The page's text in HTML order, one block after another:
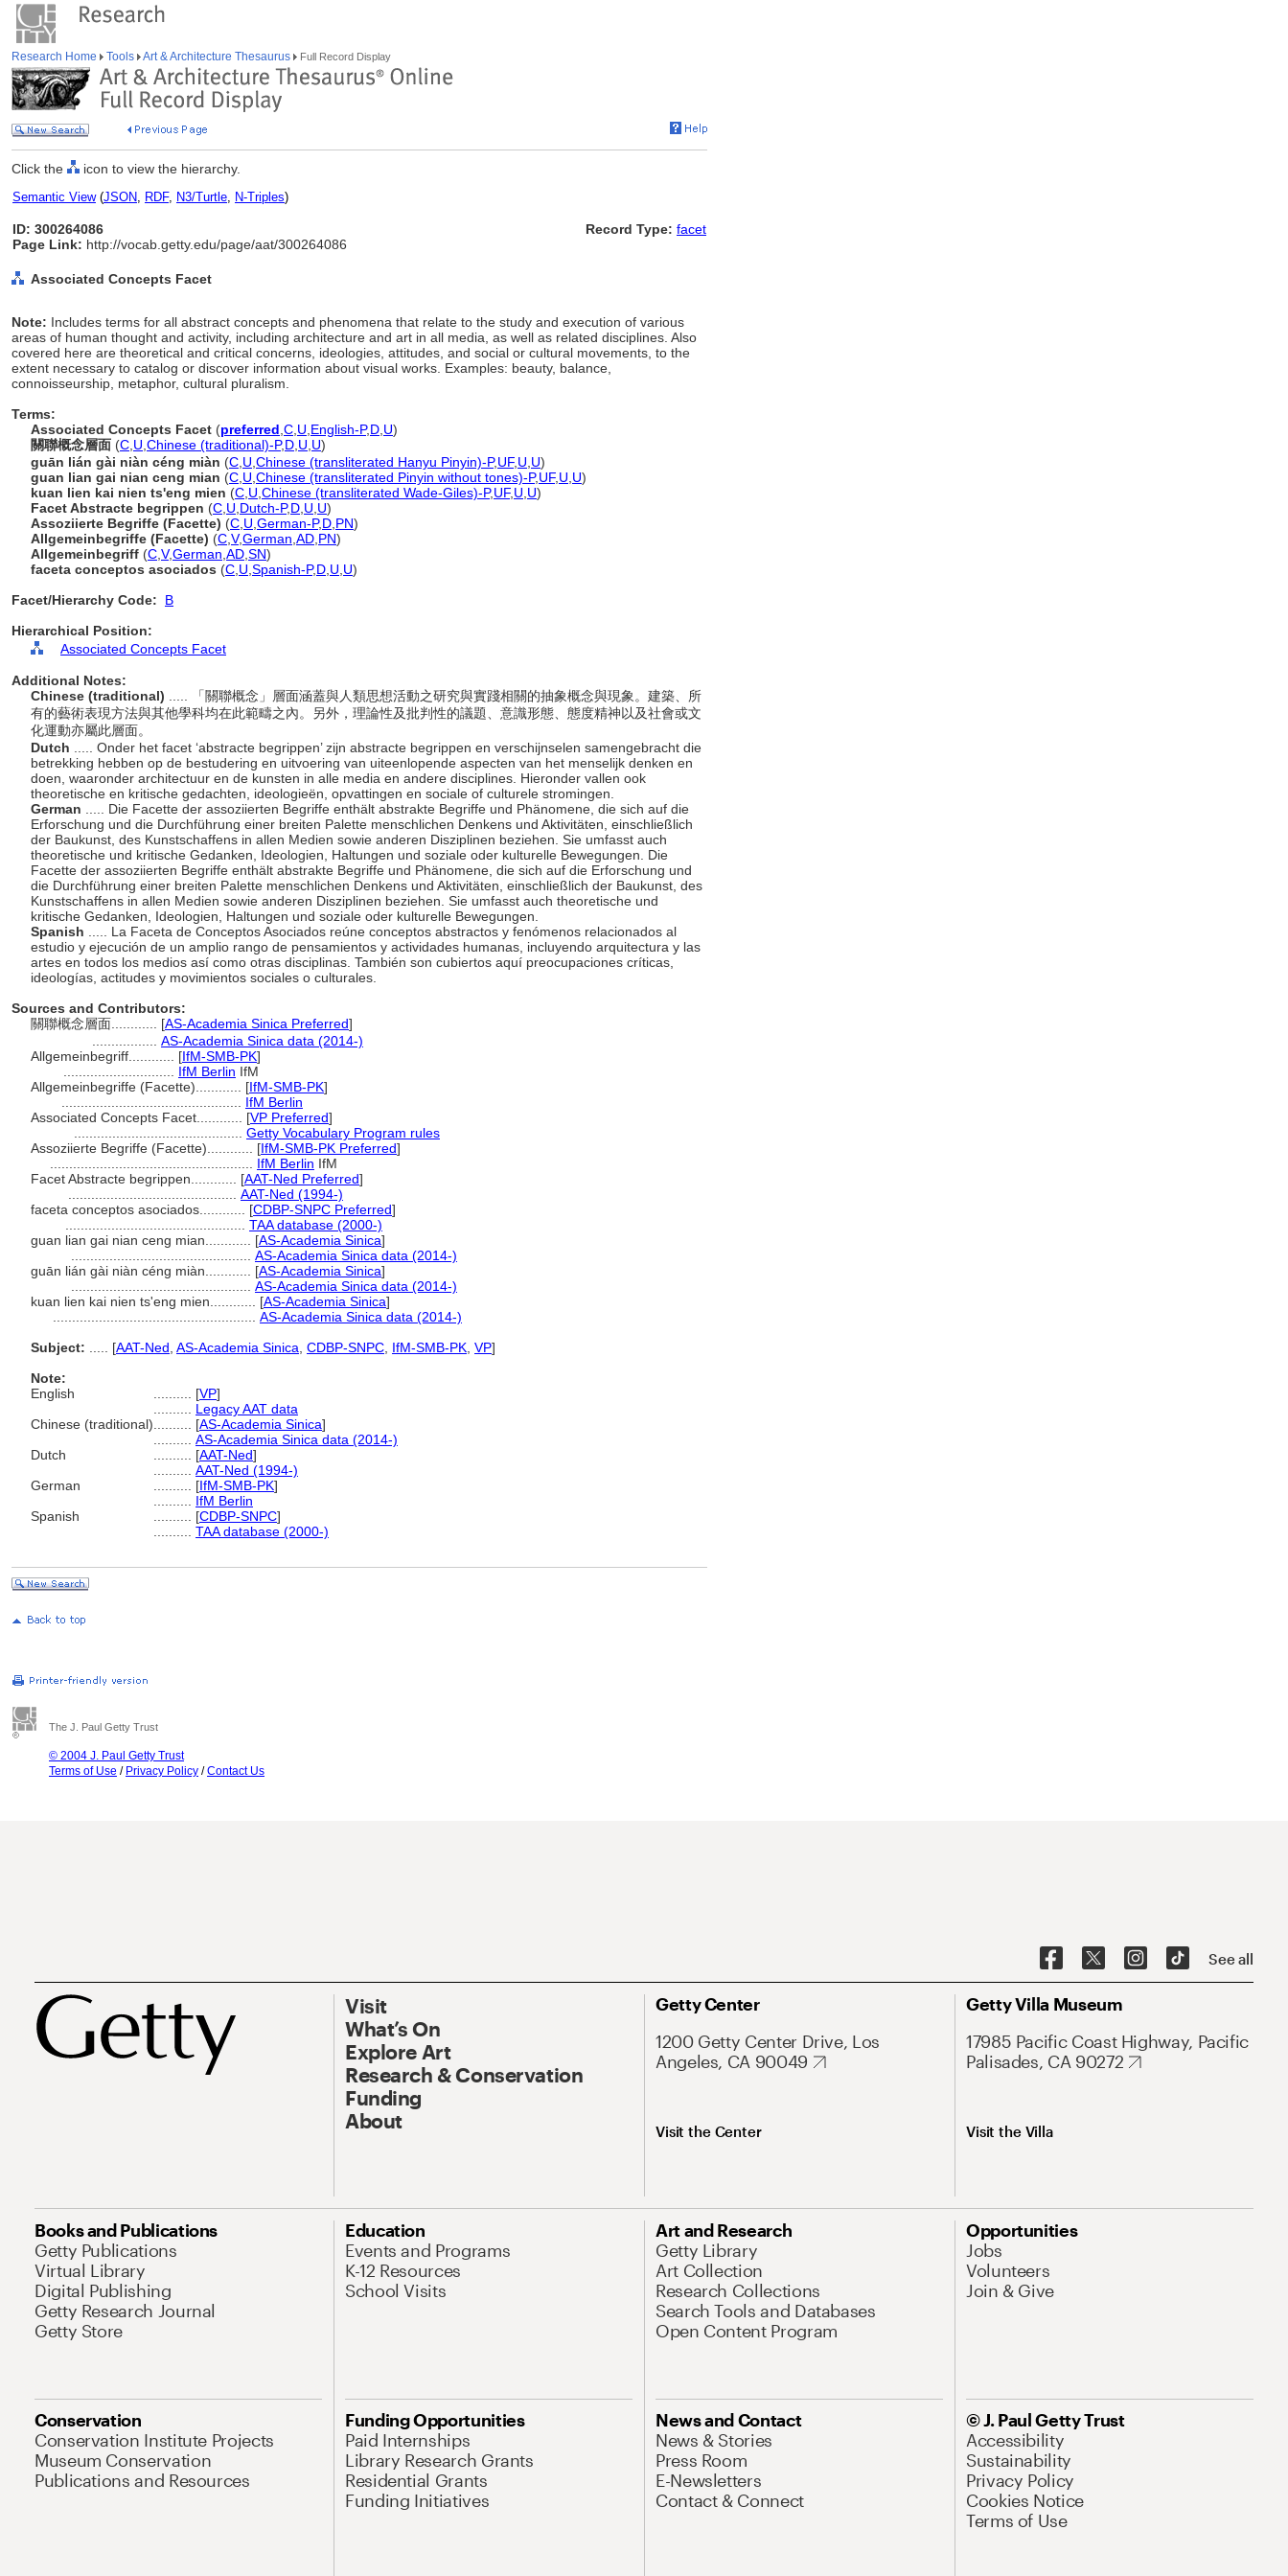
Research Home Tools Art & Architecture Thesaurus Full Record Display
Click the icon to view the hierarchy.
Semantic View(JSON, RDF, N3/Turtle, N-Triples)
ID: 300264086
Page Link: http://vocab.getty.edu/page/aat/300264086
Record Type: facet
Associated Concepts Facet
Note: Includes terms for all abstract concepts and phenomena that relate to the study and execution of various
areas of human thought and activity, including architecture and art in all media, as well as related disciplines. Also
covered here are theoretical and critical concerns, ideologies, attitudes, and social or cultural movements, to the
extent necessary to catalog or discover information about visual works. Examples: beauty, balance,
connoisseurship, metaphor, cultural pluralism.
Terms:
Associated Concepts Facet (preferred C U English-P,D U)
關聯概念層面 (C U Chinese (traditional)-P,D U U)
guān lián gài niàn céng miàn (C U Chinese (transliterated Hanyu Pinyin)-P,UF, U U)
guan lian gai nian ceng mian (C U Chinese (transliterated Pinyin without tones)-P,UF, U U)
kuan lien kai nien ts'eng mien (C U Chinese (transliterated Wade-Giles)-P,UF, U U)
Facet Abstracte begrippen (C U Dutch-P,D U U)
Assoziierte Begriffe (Facette) (C U German-P,D PN)
Allgemeinbegriffe (Facette) (C V,German AD PN)
Allgemeinbegriff (C V,German AD SN)
faceta conceptos asociados (C U Spanish-P,D U U)
Facet/Hierarchy Code:
B
Hierarchical Position:
Associated Concepts Facet
Additional Notes:
Chinese (traditional)
..... 「關聯概念」層面涵蓋與人類思想活動之研究與實踐相關的抽象概念與現象。建築、所
有的藝術表現方法與其他學科均在此範疇之內。另外，理論性及批判性的議題、意識形態、態度精神以及社會或文
化運動亦屬此層面。
Dutch
..... Onder het facet ‘abstracte begrippen’ zijn abstracte begrippen en verschijnselen samengebracht die
betrekking hebben op de bestudering en uitvoering van uiteenlopende aspecten van het menselijk denken en
doen, waaronder architectuur en de kunsten in alle media en andere disciplines. Hieronder vallen ook
theoretische en kritische gedachten, ideologieën, opvattingen en sociale of culturele stromingen.
German
..... Die Facette der assoziierten Begriffe enthält abstrakte Begriffe und Phänomene, die sich auf die
Erforschung und die Durchführung einer breiten Palette menschlichen Denkens und Aktivitäten, einschließlich
der Baukunst, des Kunstschaffens in allen Medien sowie anderen Disziplinen beziehen. Sie umfasst auch
theoretische und kritische Gedanken, Ideologien, Haltungen und soziale oder kulturelle Bewegungen. Die
Facette der assoziierten Begriffe enthält abstrakte Begriffe und Phänomene, die sich auf die Erforschung und
die Durchführung einer breiten Palette menschlichen Denkens und Aktivitäten, einschließlich der Baukunst, des
Kunstschaffens in allen Medien sowie anderen Disziplinen beziehen. Sie umfasst auch theoretische und
kritische Gedanken, Ideologien, Haltungen und soziale oder kulturelle Bewegungen.
Spanish
..... La Faceta de Conceptos Asociados reúne conceptos abstractos y fenómenos relacionados al
estudio y ejecución de un amplio rango de pensamientos y actividades humanas, incluyendo arquitectura y las
artes en todos los medios así como otras disciplinas. También son cubiertos aquí preocupaciones críticas,
ideologías, actitudes y movimientos sociales o culturales.
Sources and Contributors:
關聯概念層面............ [AS-Academia Sinica Preferred]
AS-Academia Sinica data (2014-)
Allgemeinbegriff............ [IfM-SMB-PK]
IfM Berlin IfM
Allgemeinbegriffe (Facette)............ [IfM-SMB-PK]
IfM Berlin
Associated Concepts Facet............ [VP Preferred]
Getty Vocabulary Program rules
Assoziierte Begriffe (Facette)............ [IfM-SMB-PK Preferred]
IfM Berlin IfM
Facet Abstracte begrippen............ [AAT-Ned Preferred]
AAT-Ned (1994-)
faceta conceptos asociados............ [CDBP-SNPC Preferred]
TAA database (2000-)
guan lian gai nian ceng mian............ [AS-Academia Sinica]
AS-Academia Sinica data (2014-)
guān lián gài niàn céng miàn............ [AS-Academia Sinica]
AS-Academia Sinica data (2014-)
kuan lien kai nien ts'eng mien............ [AS-Academia Sinica]
AS-Academia Sinica data (2014-)
Subject:
[AAT-Ned AS-Academia Sinica CDBP-SNPC IfM-SMB-PK VP]
Note:
English
[VP]
Legacy AAT data
Chinese (traditional)
[AS-Academia Sinica]
AS-Academia Sinica data (2014-)
Dutch
[AAT-Ned]
AAT-Ned (1994-)
German
[IfM-SMB-PK]
IfM Berlin
Spanish
[CDBP-SNPC]
TAA database (2000-)
The J. Paul Getty Trust
© 2004 J. Paul Getty Trust
Terms of Use / Privacy Policy /Contact Us
See all
Visit
What’s On
Explore Art
Research & Conservation
Funding
About
Getty Center
1200 Getty Center Drive, Los
Angeles, CA 90049
Visit the Center
Getty Villa Museum
17985 Pacific Coast Highway, Pacific
Palisades, CA 90272
Visit the Villa
Books and Publications
Getty Publications
Virtual Library
Digital Publishing
Getty Research Journal
Getty Store
Education
Events and Programs
K-12 Resources
School Visits
Art and Research
Getty Library
Art Collection
Research Collections
Search Tools and Databases
Open Content Program
Opportunities
Jobs
Volunteers
Join & Give
Conservation
Conservation Institute Projects
Museum Conservation
Publications and Resources
Funding Opportunities
Paid Internships
Library Research Grants
Residential Grants
Funding Initiatives
News and Contact
News & Stories
Press Room
E-Newsletters
Contact & Connect
© J. Paul Getty Trust
Accessibility
Sustainability
Privacy Policy
Cookies Notice
Terms of Use